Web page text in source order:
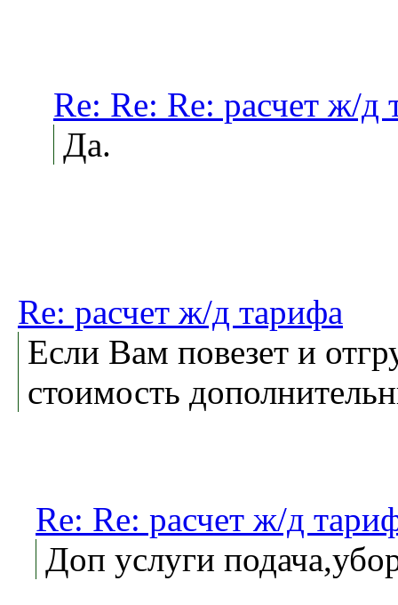
Re: Re: Re: расчет ж/д
Да.
Re: расчет ж/д тарифа
Если Вам повезет и
стоимость
Re: Re: расчет ж/д
Доп услуги